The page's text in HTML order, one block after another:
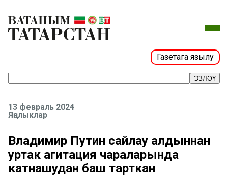
Газетага язылу
ЭЗЛӘҮ
13 февраль 2024
Яңалыклар
Владимир Путин сайлау алдыннан
уртак агитация чараларында
катнашудан баш тарткан